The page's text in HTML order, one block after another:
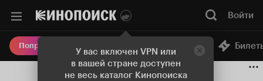
У вас включен VPN или
в вашей стране доступен
не весь каталог Кинопоиска
Войти
Попробовать Плюс Онлайн-кинотеатр